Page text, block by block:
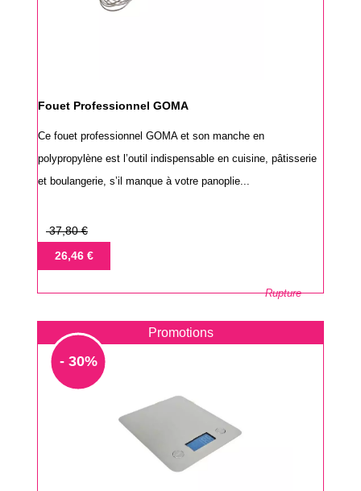
Fouet Professionnel GOMA
Ce fouet professionnel GOMA et son manche en
polypropylène est l’outil indispensable en cuisine, pâtisserie
et boulangerie, s’il manque à votre panoplie...
Prix
base
37,80 €
Prix26,46 €
Rupture
Promotions
- 30%